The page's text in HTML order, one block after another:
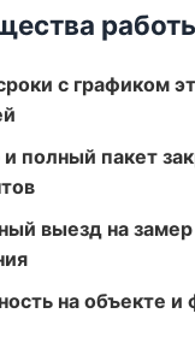
с графиком
и полный пакет
выезд на
на объекте и